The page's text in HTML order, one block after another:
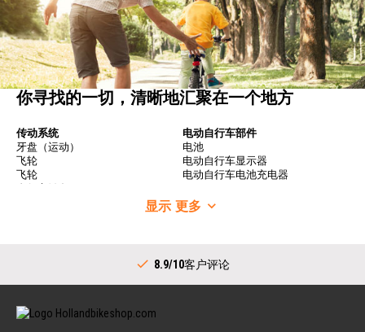
你寻找的一切，清晰地汇聚在一个地方
传动系统
牙盘（运动）
飞轮
飞轮
指拨（城市）
内部齿毂链齿轮
电动自行车部件
电池
电动自行车显示器
电动自行车电池充电器
自行车车轮
自行车车轮
后花鼓
车把
显示 更多
8.9/10客户评论